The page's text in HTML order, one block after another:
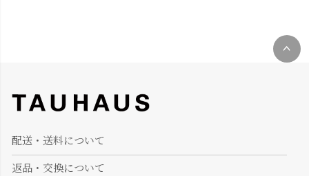
配送・送料について
返品・交換について